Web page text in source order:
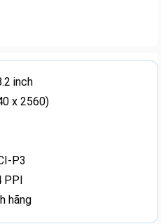
inch
x 2560)
P3
PPI
hãng